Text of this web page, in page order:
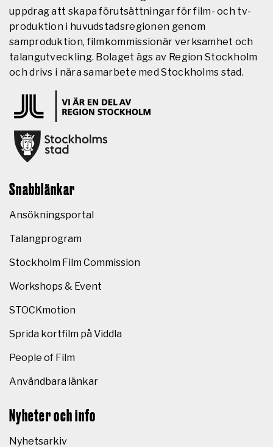
uppdrag att skapa förutsättningar för film- och tv-
produktion i huvudstadsregionen genom
samproduktion, filmkommissionär verksamhet och
talangutveckling. Bolaget ägs av Region Stockholm
och drivs i nära samarbete med Stockholms stad.
Snabblänkar
Ansökningsportal
Talangprogram
Stockholm Film Commission
Workshops & Event
STOCKmotion
Sprida kortfilm på Viddla
People of Film
Användbara länkar
Nyheter och info
Nyhetsarkiv